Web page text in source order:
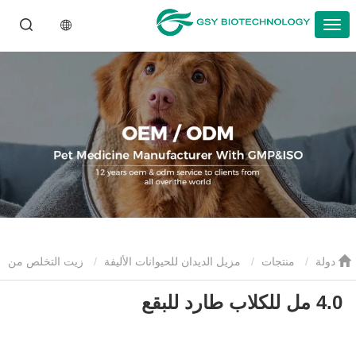
منتجات مزيل الديدان للحيوانات الأليفة زيت التخلص من
الديدان للحيوانات الأليفة 4.0 مل للكلاب طارد للبقع 4.0 مل للكلاب طارد للبقع